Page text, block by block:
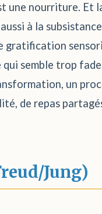
une nourriture.
à la
gratification
semble trop
un
de repas
Jung)